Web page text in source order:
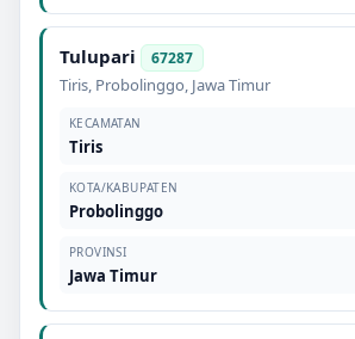
Tulupari 67287
Tiris, Probolinggo, Jawa Timur
KECAMATAN
Tiris
KOTA/KABUPATEN
Probolinggo
PROVINSI
Jawa Timur